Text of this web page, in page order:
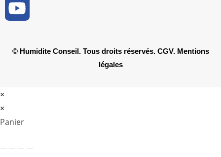
© Humidite Conseil. Tous droits réservés. CGV. Mentions
légales
×
×
Panier